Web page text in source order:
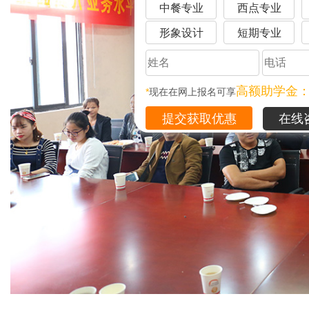
中餐专业 西点专业
形象设计 短期专业
*现在在网上报名可享高额助学金
在线